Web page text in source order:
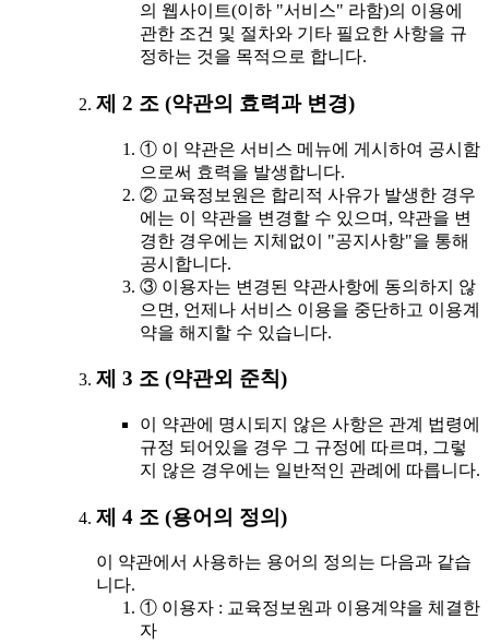
의 웹사이트(이하 "서비스" 라함)의 이용에
관한 조건 및 절차와 기타 필요한 사항을 규
정하는 것을 목적으로 합니다.
제 2 조 (약관의 효력과 변경)
① 이 약관은 서비스 메뉴에 게시하여 공시함
으로써 효력을 발생합니다.
② 교육정보원은 합리적 사유가 발생한 경우
에는 이 약관을 변경할 수 있으며, 약관을 변
경한 경우에는 지체없이 "공지사항"을 통해
공시합니다.
③ 이용자는 변경된 약관사항에 동의하지 않
으면, 언제나 서비스 이용을 중단하고 이용계
약을 해지할 수 있습니다.
제 3 조 (약관외 준칙)
이 약관에 명시되지 않은 사항은 관계 법령에
규정 되어있을 경우 그 규정에 따르며, 그렇
지 않은 경우에는 일반적인 관례에 따릅니다.
제 4 조 (용어의 정의)
이 약관에서 사용하는 용어의 정의는 다음과 같습
니다.
① 이용자 : 교육정보원과 이용계약을 체결한
자